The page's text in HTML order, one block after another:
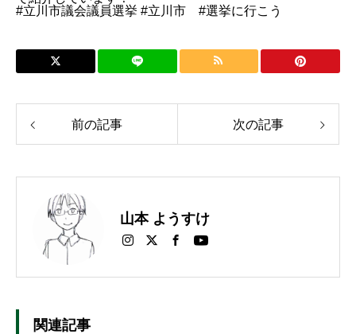
#立川市議会議員選挙 #立川市 #選挙に行こう
前の記事 次の記事
山本 ようすけ
関連記事